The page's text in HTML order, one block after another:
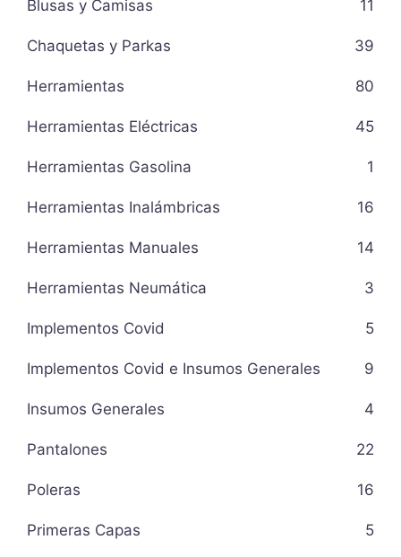
Blusas y Camisas 11
Chaquetas y Parkas 39
Herramientas 80
Herramientas Eléctricas 45
Herramientas Gasolina 1
Herramientas Inalámbricas 16
Herramientas Manuales 14
Herramientas Neumática 3
Implementos Covid 5
Implementos Covid e Insumos Generales 9
Insumos Generales 4
Pantalones 22
Poleras 16
Primeras Capas 5